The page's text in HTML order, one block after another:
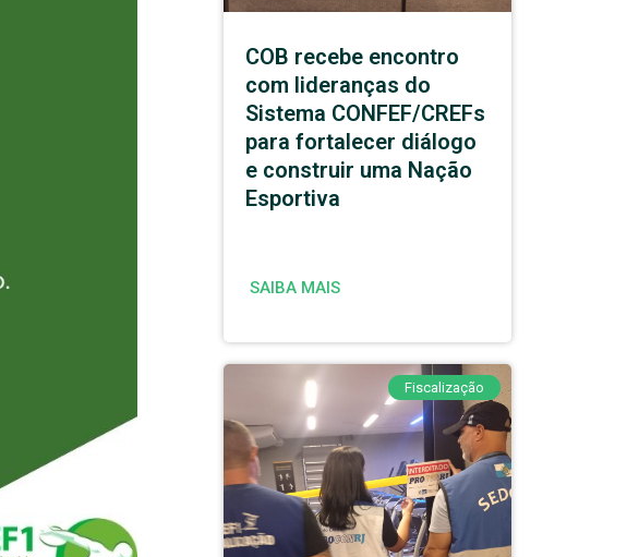
COB recebe encontro
com lideranças do
Sistema CONFEF/CREFs
para fortalecer diálogo
e construir uma Nação
Esportiva
SAIBA MAIS
Fiscalização